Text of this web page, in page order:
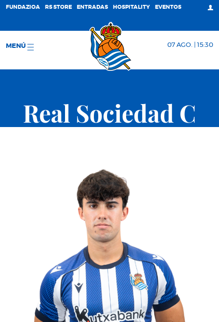
FUNDAZIOA RS STORE ENTRADAS HOSPITALITY EVENTOS
MENÚ 07 AGO. | 15:30
Real Sociedad C